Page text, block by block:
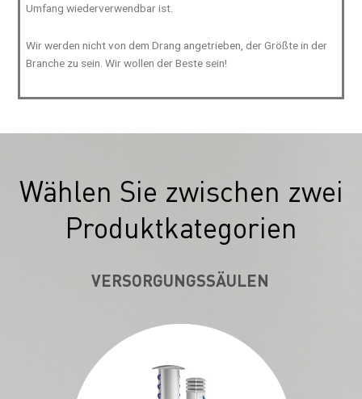
Umfang wiederverwendbar ist.
Wir werden nicht von dem Drang angetrieben, der Größte in der
Branche zu sein. Wir wollen der Beste sein!
Wählen Sie zwischen zwei
Produktkategorien
VERSORGUNGSSÄULEN